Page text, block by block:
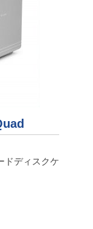
ドディスクケ